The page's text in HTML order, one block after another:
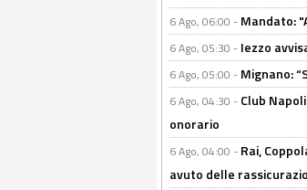
6 Ago, 06:00 - Mandato:
6 Ago, 05:30 - Iezzo
6 Ago, 05:00 - Mignano:
6 Ago, 04:30 - Club
onorario
6 Ago, 04:00 - Rai,
avuto delle